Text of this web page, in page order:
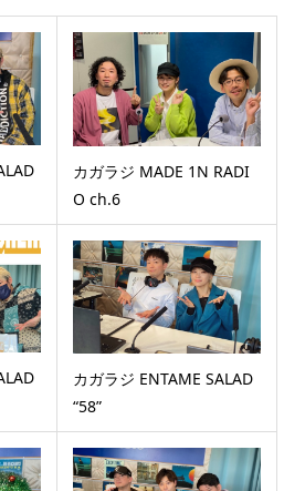
カガラジ MADE 1N RADI
O ch.6
カガラジ ENTAME SALAD
“58”